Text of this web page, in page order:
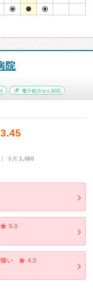
院
電子処方せん対応
3.45
6月:1,080
5.0
い
4.5